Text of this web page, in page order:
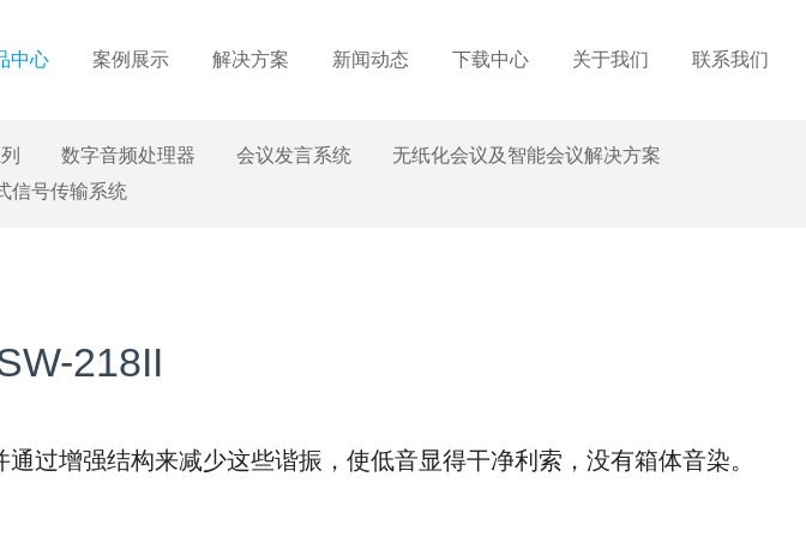
中心 案例展示 解决方案 新闻动态 下载中心 关于我们 联系我们
数字音频处理器 会议发言系统
无纸化会议及智能会议解决方案
信号传输系统
218II
过增强结构来减少这些谐振，使低音显得干净利索，没有箱体音染。